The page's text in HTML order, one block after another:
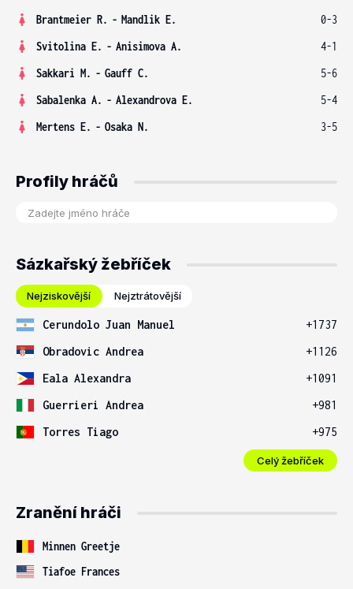
Brantmeier R. - Mandlik E.
0-3
Svitolina E. - Anisimova A.
4-1
Sakkari M. - Gauff C.
5-6
Sabalenka A. - Alexandrova E.
5-4
Mertens E. - Osaka N. 3-5
Profily hráčů
Sázkařský žebříček
Nejziskovější Nejztrátovější
Cerundolo Juan Manuel
+1737
Obradovic Andrea
+1126
Eala Alexandra
+1091
Guerrieri Andrea
+981
Torres Tiago
+975
Celý žebříček
Zranění hráči
Minnen Greetje
Tiafoe Frances